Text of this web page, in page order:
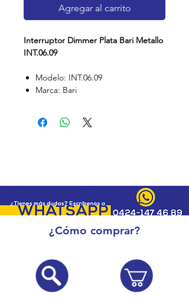
Agregar al carrito
Interruptor Dimmer Plata Bari Metallo
INT.06.09
Modelo: INT.06.09
Marca: Bari
¿Cómo comprar?